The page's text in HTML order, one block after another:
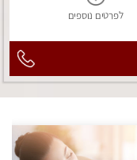
לפרטים נוספים